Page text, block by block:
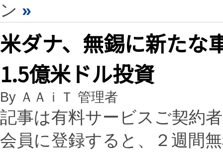
ン »
米ダナ、無錫に新た
1.5億米ドル投資
By ＡＡｉＴ 管理者
記事は有料サービスご契約
会員に登録すると、２週間